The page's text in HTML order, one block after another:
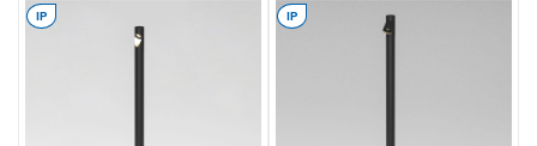
белый/черный
латунь/черный
IP IP